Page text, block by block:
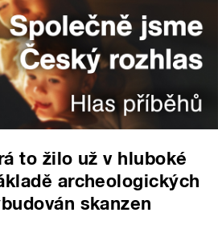
to žilo už v hluboké
archeologických
skanzen